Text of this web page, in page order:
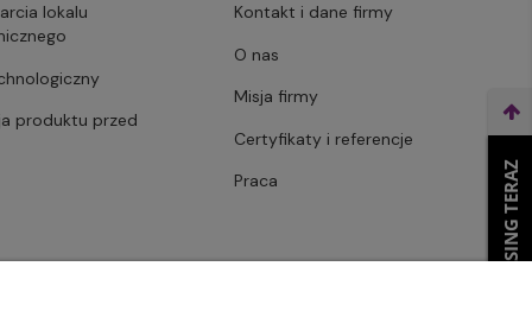
lokalu
produktu przed
Kontakt i dane firmy
O nas
Misja firmy
Certyfikaty i referencje
Praca
WEŹ LEASING TERAZ